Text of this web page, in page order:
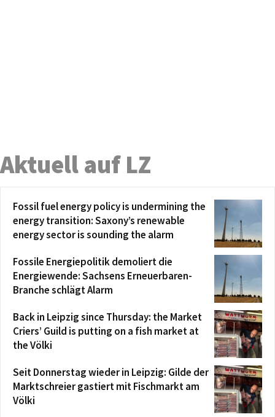
Aktuell auf LZ
Fossil fuel energy policy is undermining the
energy transition: Saxony’s renewable
energy sector is sounding the alarm
Fossile Energiepolitik demoliert die
Energiewende: Sachsens Erneuerbaren-
Branche schlägt Alarm
Back in Leipzig since Thursday: the Market
Criers’ Guild is putting on a fish market at
the Völki
Seit Donnerstag wieder in Leipzig: Gilde der
Marktschreier gastiert mit Fischmarkt am
Völki